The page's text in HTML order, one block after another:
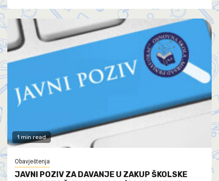
1 min read
Obavještenja
JAVNI POZIV ZA DAVANJE U ZAKUP ŠKOLSKE